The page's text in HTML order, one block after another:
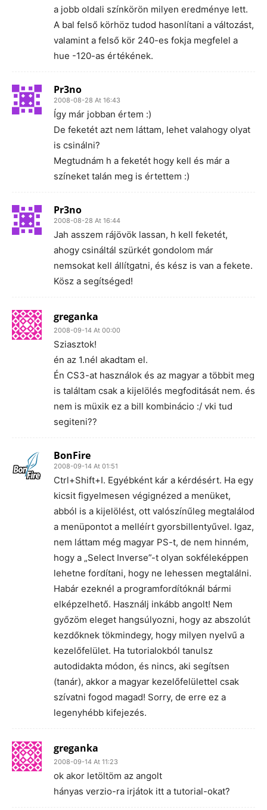
a jobb oldali színkörön milyen eredménye lett.
A bal felső körhöz tudod hasonlítani a változást,
valamint a felső kör 240-es fokja megfelel a
hue -120-as értékének.
Pr3no
2008-08-28 At 16:43
Így már jobban értem :)
De feketét azt nem láttam, lehet valahogy olyat
is csinálni?
Megtudnám h a feketét hogy kell és már a
színeket talán meg is értettem :)
Pr3no
2008-08-28 At 16:44
Jah asszem rájövök lassan, h kell feketét,
ahogy csináltál szürkét gondolom már
nemsokat kell állítgatni, és kész is van a fekete.
Kösz a segítséged!
greganka
2008-09-14 At 00:00
Sziasztok!
én az 1.nél akadtam el.
Én CS3-at használok és az magyar a többit meg
is találtam csak a kijelölés megfoditását nem. és
nem is müxik ez a bill kombinácio :/ vki tud
segiteni??
BonFire
2008-09-14 At 01:51
Ctrl+Shift+I. Egyébként kár a kérdésért. Ha egy
kicsit figyelmesen végignézed a menüket,
abból is a kijelölést, ott valószínűleg megtalálod
a menüpontot a melléírt gyorsbillentyűvel. Igaz,
nem láttam még magyar PS-t, de nem hinném,
hogy a „Select Inverse”-t olyan sokféleképpen
lehetne fordítani, hogy ne lehessen megtalálni.
Habár ezeknél a programfordítóknál bármi
elképzelhető. Használj inkább angolt! Nem
győzöm eleget hangsúlyozni, hogy az abszolút
kezdőknek tökmindegy, hogy milyen nyelvű a
kezelőfelület. Ha tutorialokból tanulsz
autodidakta módon, és nincs, aki segítsen
(tanár), akkor a magyar kezelőfelülettel csak
szívatni fogod magad! Sorry, de erre ez a
legenyhébb kifejezés.
greganka
2008-09-14 At 11:23
ok akor letöltöm az angolt
hányas verzio-ra irjátok itt a tutorial-okat?